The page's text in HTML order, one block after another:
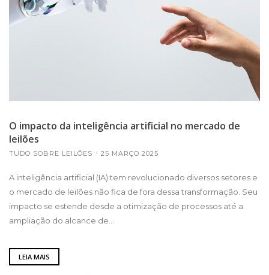
O impacto da inteligência artificial no mercado de
leilões
TUDO SOBRE LEILÕES 25 MARÇO 2025
A inteligência artificial (IA) tem revolucionado diversos setores e
o mercado de leilões não fica de fora dessa transformação. Seu
impacto se estende desde a otimização de processos até a
ampliação do alcance de...
LEIA MAIS